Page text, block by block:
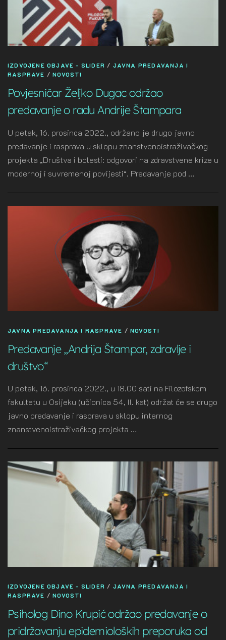
IZDVOJENE OBJAVE - SLIDER / JAVNA PREDAVANJA I
RASPRAVE /NOVOSTI
Povjesničar Željko Dugac održao
predavanje o radu Andrije Štampara
U petak, 16. prosinca 2022., održano je drugo javno
predavanje i rasprava u sklopu znanstvenoistraživačkog
projekta „Društva i bolesti: odgovori na zdravstvene krize u
modernoj i suvremenoj povijesti“. Predavanje pod …
JAVNA PREDAVANJA I RASPRAVE /NOVOSTI
Predavanje „Andrija Štampar, zdravlje i
društvo“
U petak, 16. prosinca 2022., u 18.00 sati na Filozofskom
fakultetu u Osijeku (učionica 54, II. kat) održat će se drugo
javno predavanje i rasprava u sklopu internog
znanstvenoistraživačkog projekta …
IZDVOJENE OBJAVE - SLIDER / JAVNA PREDAVANJA I
RASPRAVE /NOVOSTI
Psiholog Dino Krupić održao predavanje o
pridržavanju epidemioloških preporuka od